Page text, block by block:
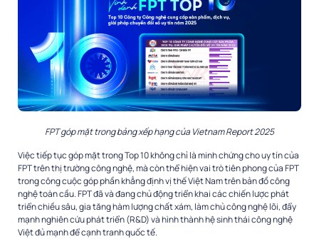
FPT góp mặt trong bảng xếp hạng của Vietnam Report 2025
Việc tiếp tục góp mặt trong Top 10 không chỉ là minh chứng cho uy tín của
FPT trên thị trường công nghệ, mà còn thể hiện vai trò tiên phong của FPT
trong công cuộc góp phần khẳng định vị thế Việt Nam trên bản đồ công
nghệ toàn cầu. FPT đã và đang chủ động triển khai các chiến lược phát
triển chiều sâu, gia tăng hàm lượng chất xám, làm chủ công nghệ lõi, đẩy
mạnh nghiên cứu phát triển (R&D) và hình thành hệ sinh thái công nghệ
Việt đủ mạnh để cạnh tranh quốc tế.